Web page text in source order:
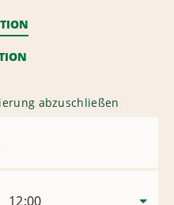
abzuschließen
12:00